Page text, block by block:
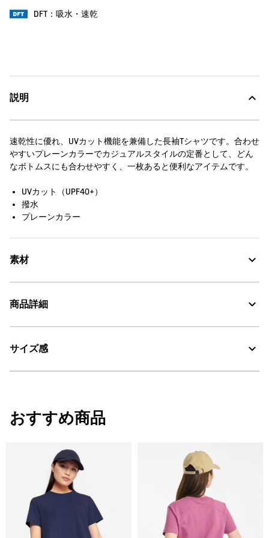
DFT：吸水・速乾
説明
速乾性に優れ、UVカット機能を兼備した長袖Tシャツです。合わせ
やすいプレーンカラーでカジュアルスタイルの定番として、どん
なボトムスにも合わせやすく、一枚あると便利なアイテムです。
UVカット（UPF40+）
撥水
プレーンカラー
素材
速乾性に優れ身体をドライに保ち、UVカット機能を備えたコット
商品詳細
・色：ポワブロン (003)
サイズ感
XS
38
40
おすすめ商品